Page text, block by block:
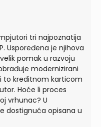
tri najpoznatija
Uspoređena je njihova
pomak u razvoju
modernizirani
to kreditnom karticom
Hoće li proces
vrhunac? U
dostignuća opisana u